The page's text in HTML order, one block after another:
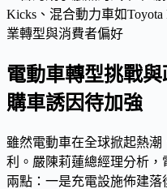
電動車轉型挑戰
購車誘因待加強
雖然電動車在全球掀起熱
利。嚴陳莉蓮總經理分析
兩點：一是充電設施佈建